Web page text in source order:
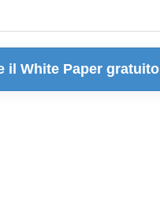
il White Paper gratuito